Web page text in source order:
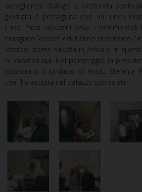
accoglienza, dialogo e profonda
giornata è proseguita con un lunch
Casa Papa Giovanni dove i commensali
mangiato kosher ed hanno incontrato
Viterbo, ebrea salvata in Assisi e in
in vacanza qui. Nel pomeriggio la
incontrato il sindaco di Assisi Stefania
che l’ha accolta nel palazzo comunale.